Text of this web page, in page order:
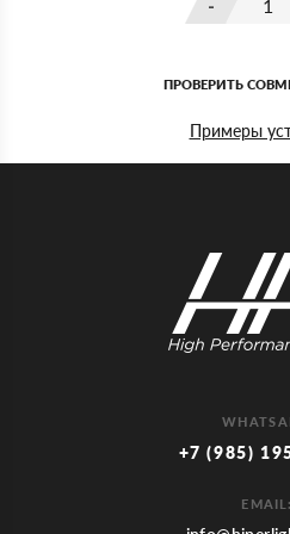
ПРОВЕРИТЬ
Примеры
+7 (985)
EMAIL: